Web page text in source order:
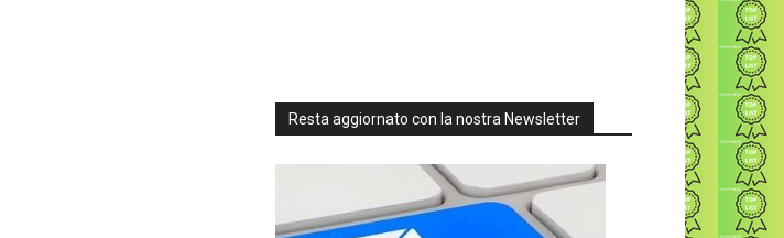
Resta aggiornato con la nostra Newsletter